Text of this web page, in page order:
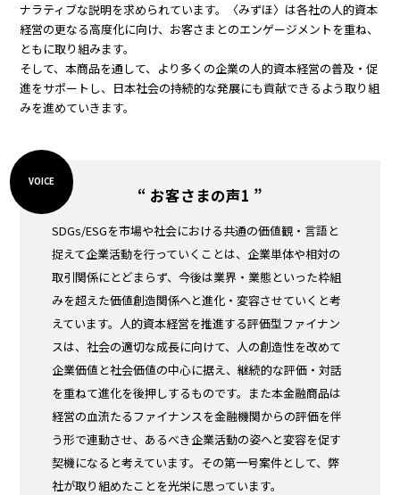
ナラティブな説明を求められています。〈みずほ〉は各社の人的資本
経営の更なる高度化に向け、お客さまとのエンゲージメントを重ね、
ともに取り組みます。
そして、本商品を通して、より多くの企業の人的資本経営の普及・促
進をサポートし、日本社会の持続的な発展にも貢献できるよう取り組
みを進めていきます。
“ お客さまの声1 ”
SDGs/ESGを市場や社会における共通の価値観・言語と
捉えて企業活動を行っていくことは、企業単体や相対の
取引関係にとどまらず、今後は業界・業態といった枠組
みを超えた価値創造関係へと進化・変容させていくと考
えています。人的資本経営を推進する評価型ファイナン
スは、社会の適切な成長に向けて、人の創造性を改めて
企業価値と社会価値の中心に据え、継続的な評価・対話
を重ねて進化を後押しするものです。また本金融商品は
経営の血流たるファイナンスを金融機関からの評価を伴
う形で連動させ、あるべき企業活動の姿へと変容を促す
契機になると考えています。その第一号案件として、弊
社が取り組めたことを光栄に思っています。